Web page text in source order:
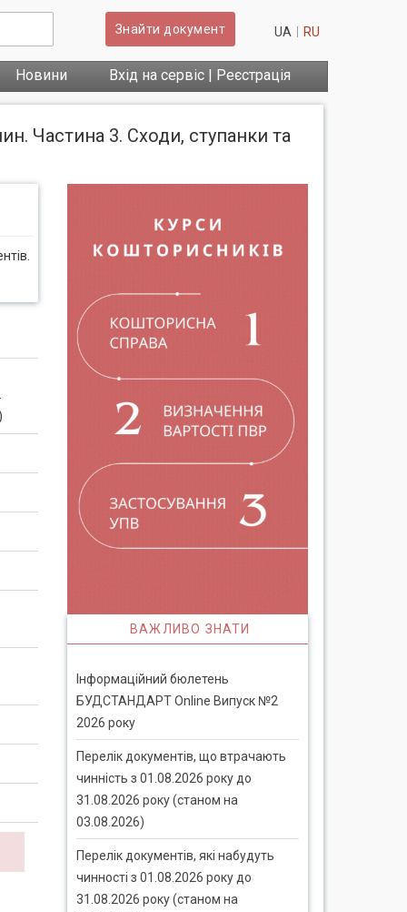
Знайти документ UA RU
Новини Вхід на сервіс | Реєстрація
Частина 3. Сходи, ступанки та
ВАЖЛИВО ЗНАТИ
Інформаційний бюлетень
БУДСТАНДАРТ Online Випуск №2
2026 року
Перелік документів, що втрачають
чинність з 01.08.2026 року до
31.08.2026 року (станом на
03.08.2026)
Перелік документів, які набудуть
чинності з 01.08.2026 року до
31.08.2026 року (станом на